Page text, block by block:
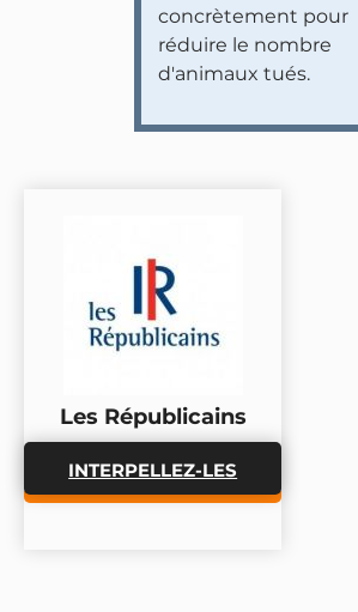
concrètement pour
réduire le nombre
d'animaux tués.
Les Républicains
INTERPELLEZ-LES